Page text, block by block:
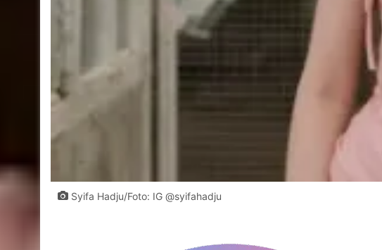
Syifa Hadju/Foto: IG @syifahadju